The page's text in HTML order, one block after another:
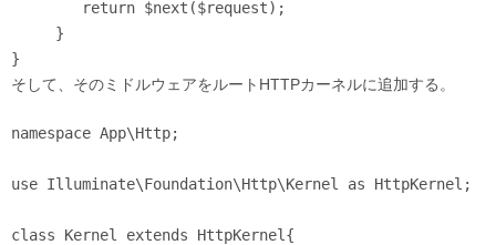
そして、そのミドルウェアをルートHTTPカーネルに追加する。
namespace App\Http;
use Illuminate\Foundation\Http\Kernel as HttpKernel;
class Kernel extends HttpKernel{